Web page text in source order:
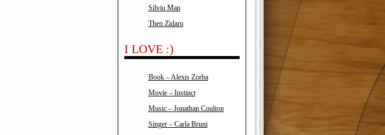
Silviu Man
Theo Zidaru
I LOVE :)
Book – Alexis Zorba
Movie – Instinct
Music – Jonathan Coulton
Singer – Carla Bruni